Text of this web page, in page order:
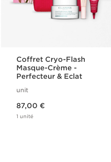
Coffret Cryo-Flash
Masque-Crème -
Perfecteur & Eclat
unit
87,00 €
1 unité